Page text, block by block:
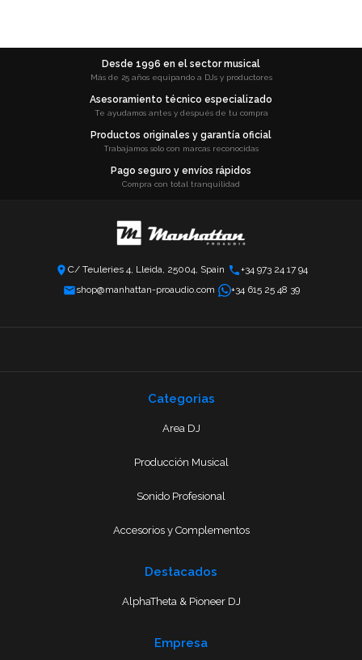
Desde 1996 en el sector musical
Más de 25 años equipando a DJs y productores
Asesoramiento técnico especializado
Te ayudamos antes y después de tu compra
Productos originales y garantía oficial
Trabajamos solo con marcas reconocidas
Pago seguro y envíos rápidos
Compra con total tranquilidad
C/ Teuleries 4, Lleida, 25004, Spain
+34 973 24 17 94
shop@manhattan-proaudio.com
+34 615 25 48 39
Categorias
Area DJ
Producción Musical
Sonido Profesional
Accesorios y Complementos
Destacados
AlphaTheta & Pioneer DJ
Empresa